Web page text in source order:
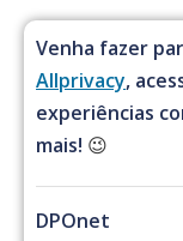
Venha fazer
Allprivacy,
experiências
mais! 😉
DPOnet